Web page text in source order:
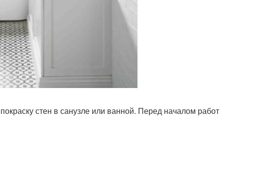
стен в санузле или ванной. Перед началом работ